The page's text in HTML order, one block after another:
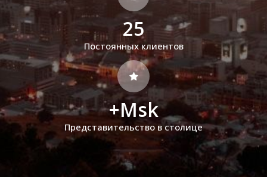
25
Постоянных клиентов
+Msk
Представительство в столице